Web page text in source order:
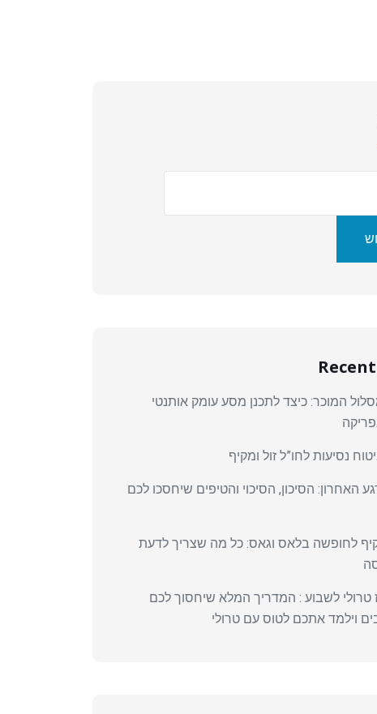
המוכר: כיצד לתכנן מסע עומק אותנטי
נסיעות לחו”ל זול ומקיף
האחרון: הסיכון, הסיכוי והטיפים שיחסכו לכם
לחופשה בלאס וגאס: כל מה שצריך לדעת
טרולי לשבוע : המדריך המלא שיחסוך לכם
וילמד אתכם לטוס עם טרולי